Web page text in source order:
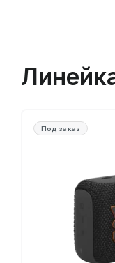
Под заказ